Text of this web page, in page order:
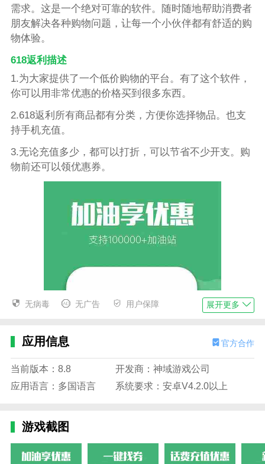
需求。这是一个绝对可靠的软件。随时随地帮助消费者
朋友解决各种购物问题，让每一个小伙伴都有舒适的购
物体验。
618返利描述
1.为大家提供了一个低价购物的平台。有了这个软件，
你可以用非常优惠的价格买到很多东西。
2.618返利所有商品都有分类，方便你选择物品。也支
持手机充值。
3.无论充值多少，都可以打折，可以节省不少开支。购
物前还可以领优惠券。
无病毒 无广告 用户保障 展开更多
应用信息 官方合作
当前版本：8.8
开发商：神域游戏公司
应用语言：多国语言
系统要求：安卓V4.2.0以上
游戏截图